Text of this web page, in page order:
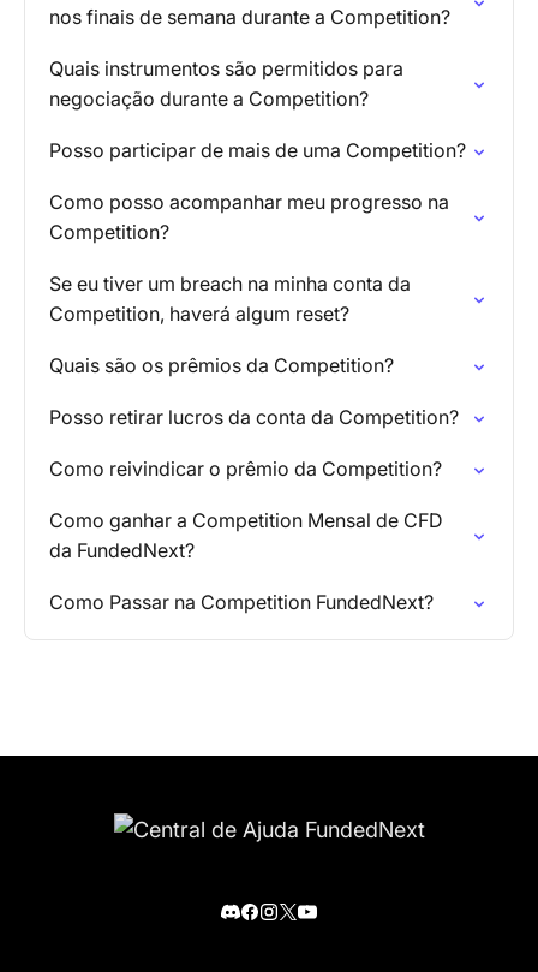
nos finais de semana durante a Competition?
Quais instrumentos são permitidos para
negociação durante a Competition?
Posso participar de mais de uma Competition?
Como posso acompanhar meu progresso na
Competition?
Se eu tiver um breach na minha conta da
Competition, haverá algum reset?
Quais são os prêmios da Competition?
Posso retirar lucros da conta da Competition?
Como reivindicar o prêmio da Competition?
Como ganhar a Competition Mensal de CFD
da FundedNext?
Como Passar na Competition FundedNext?